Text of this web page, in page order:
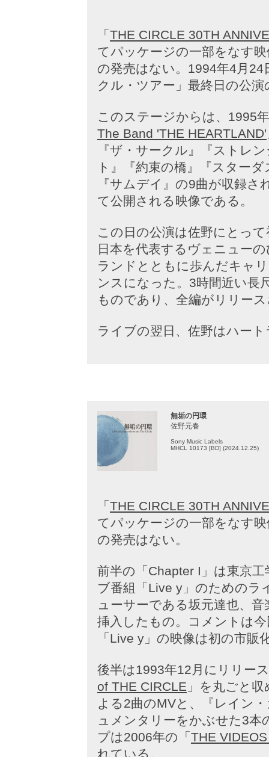
「 THE CIRCLE 30TH
てパッケージの一部をなす
の発売はない。1994年4月
クル・ツアー」最終日の公
このステージからは、1995
The Band 'THE HEARTLAND'
『ザ・サークル』『ストレ
ト』『約束の橋』『スター
『サムデイ』の9曲が収録
て公開される映像である。
この日の公演は佐野にとっ
日本を代表するヴェニュー
ランドとともに歩んだキャ
ンスになった。3時間近い長
ものであり、全編がリリー
ライブの翌日、佐野はハー
無垢の円環
佐野元春
Sony Music Labels
MHCL 10173 [BD] (2024.12.25)
「 THE CIRCLE 30TH
てパッケージの一部をなす
の発売はない。
前半の「Chapter I」は東京
ブ番組「Live y」のためのラ
ューサーである坂元達也、
挿入したもの。コメントは
「Live y」の映像は初の市販
後半は1993年12月にリリー
of THE CIRCLE 」を丸ごと
よる2曲のMVと、『レイン
ュメンタリーをかぶせた3
プは2006年の「 THE
れている。